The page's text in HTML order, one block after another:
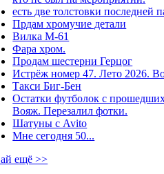
есть две толстовки последней
Прдам хромучие детали
Вилка М-61
Фара хром.
Продам шестерни Герцог
Истрёж номер 47. Лето 2026.
Такси Биг-Бен
Остатки футболок с
Вояж. Перезалил фотки.
Шатуны с Avito
Мне сегодня 50...
ещё >>